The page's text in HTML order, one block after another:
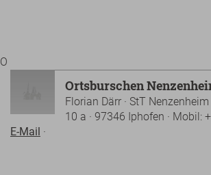
O
Ortsburschen
Florian Därr · StT
10 a · 97346 Iphofen · Mobil:
E-Mail ·